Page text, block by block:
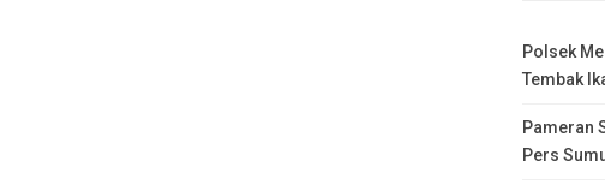
Polsek
Tembak
Pameran
Pers